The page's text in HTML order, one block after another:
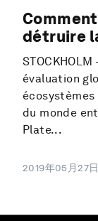
détruire
évaluation
du monde
Plate...
2019年05月27日